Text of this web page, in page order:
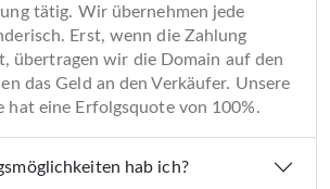
tätig. Wir übernehmen jede
Erst, wenn die Zahlung
übertragen wir die Domain auf den
das Geld an den Verkäufer. Unsere
hat eine Erfolgsquote von 100%.
hab ich?